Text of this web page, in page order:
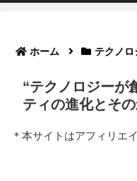
ホーム テクノロ
“テクノロジーが
ティの進化とそ
＊本サイトはアフィリエ